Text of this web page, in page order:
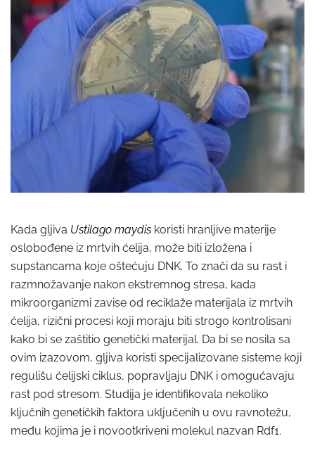
Kada gljiva Ustilago maydis koristi hranljive materije
oslobođene iz mrtvih ćelija, može biti izložena i
supstancama koje oštećuju DNK. To znači da su rast i
razmnožavanje nakon ekstremnog stresa, kada
mikroorganizmi zavise od reciklaže materijala iz mrtvih
ćelija, rizični procesi koji moraju biti strogo kontrolisani
kako bi se zaštitio genetički materijal. Da bi se nosila sa
ovim izazovom, gljiva koristi specijalizovane sisteme koji
regulišu ćelijski ciklus, popravljaju DNK i omogućavaju
rast pod stresom. Studija je identifikovala nekoliko
ključnih genetičkih faktora uključenih u ovu ravnotežu,
među kojima je i novootkriveni molekul nazvan Rdf1.